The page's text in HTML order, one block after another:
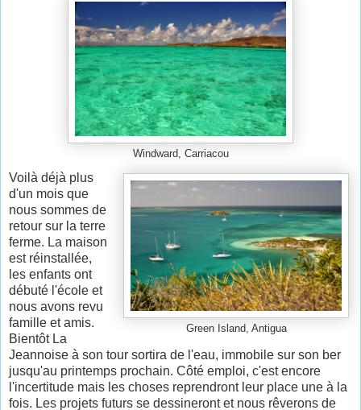
Windward, Carriacou
Green Island, Antigua
Voilà déjà plus
d'un mois que
nous sommes de
retour sur la terre
ferme. La maison
est réinstallée,
les enfants ont
débuté l'école et
nous avons revu
famille et amis.
Bientôt La
Jeannoise à son tour sortira de l'eau, immobile sur son ber
jusqu'au printemps prochain. Côté emploi, c'est encore
l'incertitude mais les choses reprendront leur place une à la
fois. Les projets futurs se dessineront et nous rêverons de